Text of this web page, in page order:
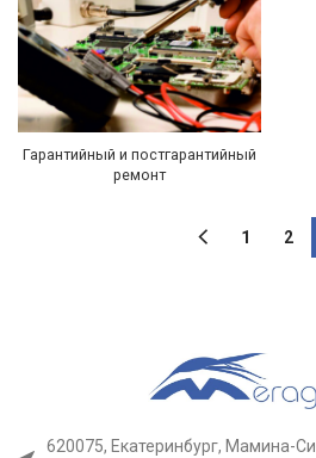
Гарантийный и постгарантийный
ремонт
1 2
620075, Екатеринбург, Мамина-